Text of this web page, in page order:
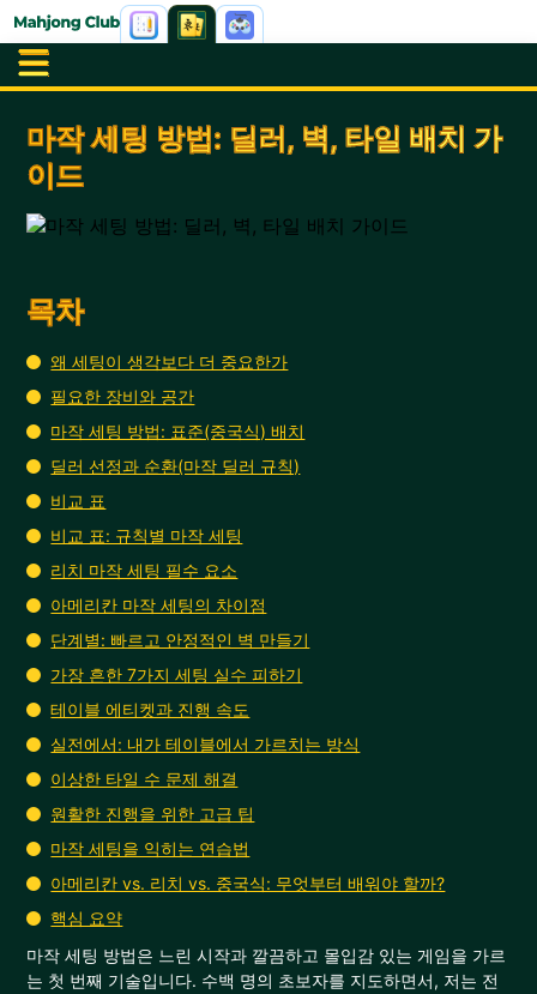
마작 세팅 방법: 딜러, 벽, 타일 배치 가
이드
목차
왜 세팅이 생각보다 더 중요한가
필요한 장비와 공간
마작 세팅 방법: 표준(중국식) 배치
딜러 선정과 순환(마작 딜러 규칙)
비교 표
비교 표: 규칙별 마작 세팅
리치 마작 세팅 필수 요소
아메리칸 마작 세팅의 차이점
단계별: 빠르고 안정적인 벽 만들기
가장 흔한 7가지 세팅 실수 피하기
테이블 에티켓과 진행 속도
실전에서: 내가 테이블에서 가르치는 방식
이상한 타일 수 문제 해결
원활한 진행을 위한 고급 팁
마작 세팅을 익히는 연습법
아메리칸 vs. 리치 vs. 중국식: 무엇부터 배워야 할까?
핵심 요약
마작 세팅 방법은 느린 시작과 깔끔하고 몰입감 있는 게임을 가르
는 첫 번째 기술입니다. 수백 명의 초보자를 지도하면서, 저는 전